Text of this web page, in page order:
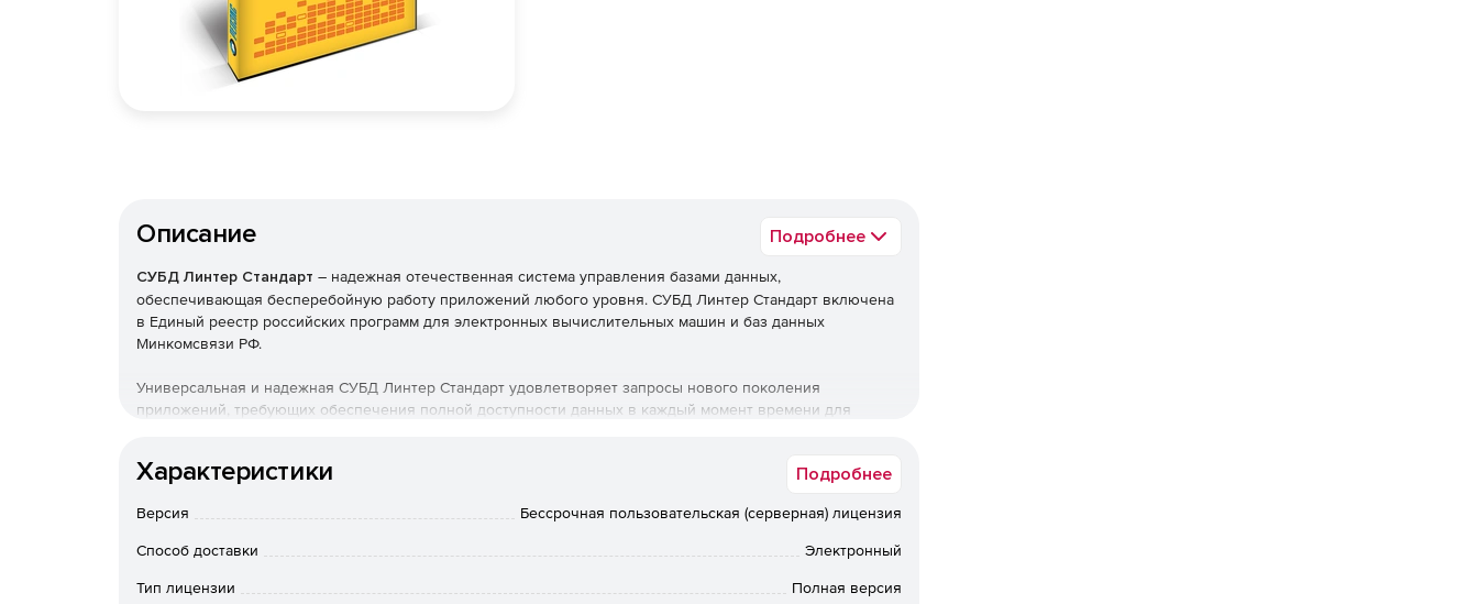
Описание Подробнее
СУБД Линтер Стандарт – надежная отечественная система управления базами данных,
обеспечивающая бесперебойную работу приложений любого уровня. СУБД Линтер Стандарт включена
в Единый реестр российских программ для электронных вычислительных машин и баз данных
Минкомсвязи РФ.
Универсальная и надежная СУБД Линтер Стандарт удовлетворяет запросы нового поколения
приложений, требующих обеспечения полной доступности данных в каждый момент времени для
поддерживаемых операционных систем СУБД обеспечивает комфортную и быструю разработку
При доступной цене и широкой функциональности СУБД Линтер Стандарт является одним из лучших
Характеристики Подробнее
Версия Бессрочная пользовательская (серверная) лицензия
Способ доставки Электронный
Тип лицензии Полная версия